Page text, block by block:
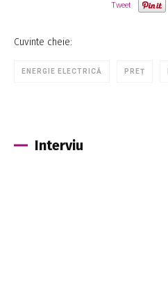
Tweet
Cuvinte cheie:
ENERGIE ELECTRICĂ PREȚ
Interviu